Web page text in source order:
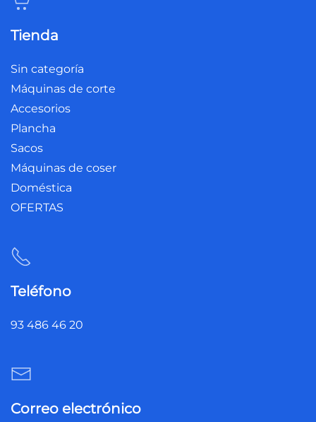
Tienda
Sin categoría
Máquinas de corte
Accesorios
Plancha
Sacos
Máquinas de coser
Doméstica
OFERTAS
Teléfono
93 486 46 20
Correo electrónico